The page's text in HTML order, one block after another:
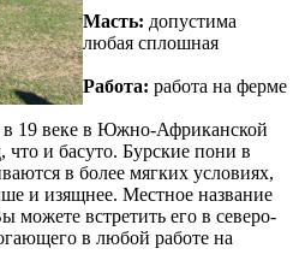
Масть: допустима
любая сплошная
Работа: работа на ферме
19 веке в Южно-Африканской
что и басуто. Бурские пони в
в более мягких условиях,
и изящнее. Местное название
можете встретить его в северо-
в любой работе на